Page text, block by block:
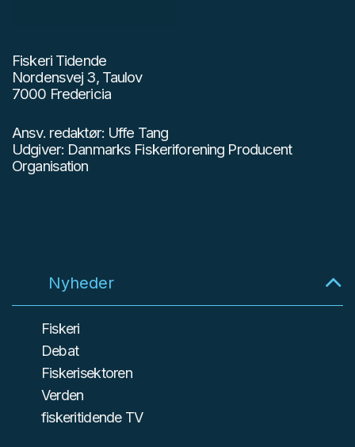
Fiskeri Tidende
Nordensvej 3, Taulov
7000 Fredericia
Ansv. redaktør: Uffe Tang
Udgiver: Danmarks Fiskeriforening Producent
Organisation
Nyheder
Fiskeri
Debat
Fiskerisektoren
Verden
fiskeritidende TV